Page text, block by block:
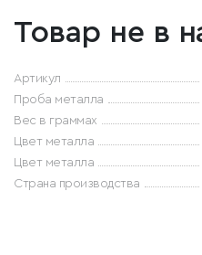
Товар не в
Артикул
Проба металла
Вес в граммах
Цвет металла
Цвет металла
Страна производства